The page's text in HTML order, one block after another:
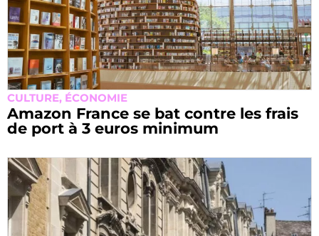
CULTURE, ÉCONOMIE
Amazon France se bat contre les frais
de port à 3 euros minimum